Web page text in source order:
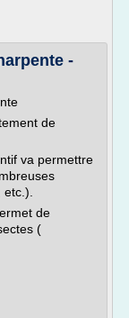
-
de
va permettre
de
(